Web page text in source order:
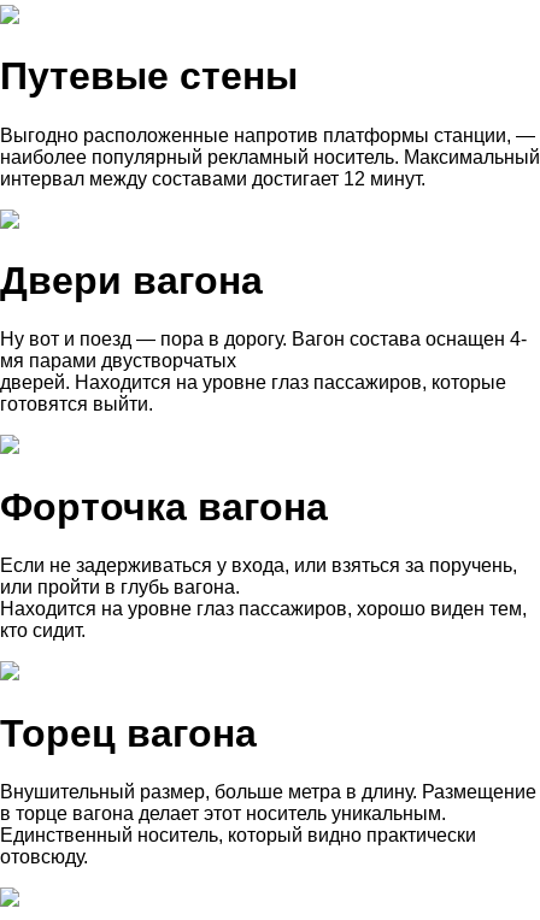
Путевые стены
Выгодно расположенные напротив платформы станции, —
наиболее популярный рекламный носитель. Максимальный
интервал между составами достигает 12 минут.
Двери вагона
Ну вот и поезд — пора в дорогу. Вагон состава оснащен 4-
мя парами двустворчатых
дверей. Находится на уровне глаз пассажиров, которые
готовятся выйти.
Форточка вагона
Если не задерживаться у входа, или взяться за поручень,
или пройти в глубь вагона.
Находится на уровне глаз пассажиров, хорошо виден тем,
кто сидит.
Торец вагона
Внушительный размер, больше метра в длину. Размещение
в торце вагона делает этот носитель уникальным.
Единственный носитель, который видно практически
отовсюду.